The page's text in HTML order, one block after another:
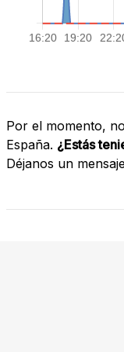
Por el momento,
España. ¿Estás
Déjanos un